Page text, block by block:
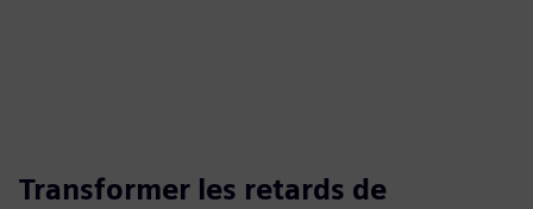
Transformer les retards de